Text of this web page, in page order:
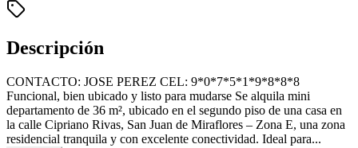
Descripción
CONTACTO: JOSE PEREZ CEL: 9*0*7*5*1*9*8*8*8
Funcional, bien ubicado y listo para mudarse Se alquila mini
departamento de 36 m², ubicado en el segundo piso de una casa en
la calle Cipriano Rivas, San Juan de Miraflores – Zona E, una zona
residencial tranquila y con excelente conectividad. Ideal para...